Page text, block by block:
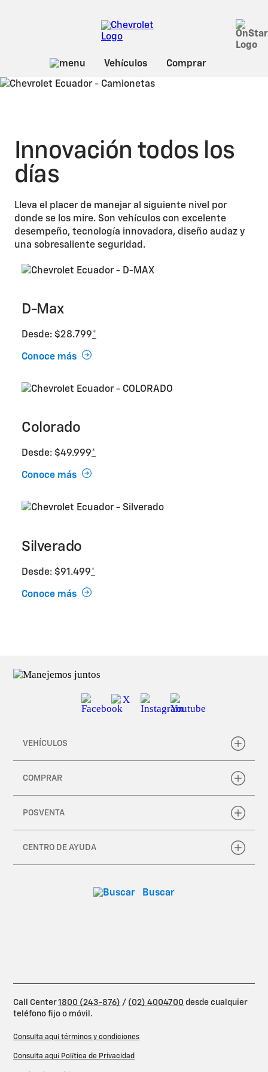
Innovación todos los
días
Lleva el placer de manejar al siguiente nivel por
donde se los mire. Son vehículos con excelente
desempeño, tecnología innovadora, diseño audaz y
una sobresaliente seguridad.
D-Max
Desde: $28.799*
Conoce más
Colorado
Desde: $49.999*
Conoce más
Silverado
Desde: $91.499*
Conoce más